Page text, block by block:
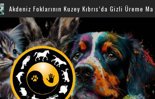
Foklarının Kuzey Kıbrıs’da Gizli Üreme Mağaraları